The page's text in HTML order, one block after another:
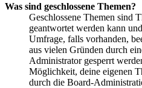
Was sind geschlossene Themen?
Geschlossene Themen sind
geantwortet werden kann
Umfrage, falls vorhanden,
aus vielen Gründen durch
Administrator gesperrt
Möglichkeit, deine eigenen
durch die Board-